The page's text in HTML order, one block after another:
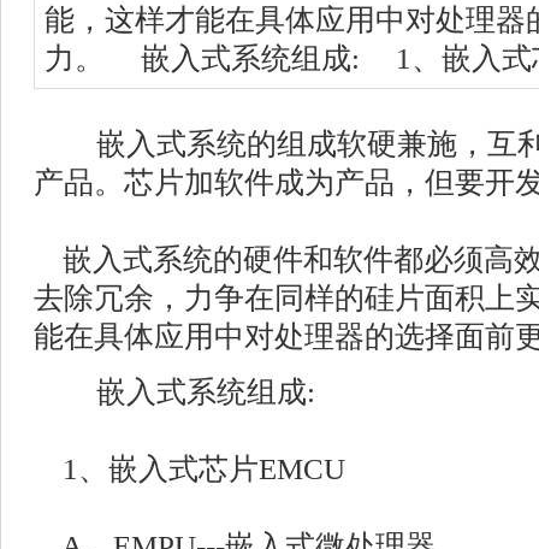
能，这样才能在具体应用中对处理器
力。 嵌入式系统组成: 1、嵌入
嵌入式系统的组成软硬兼施，互
产品。芯片加软件成为产品，但要开
嵌入式系统的硬件和软件都必须高
去除冗余，力争在同样的硅片面积上
能在具体应用中对处理器的选择面前
嵌入式系统组成:
1、嵌入式芯片EMCU